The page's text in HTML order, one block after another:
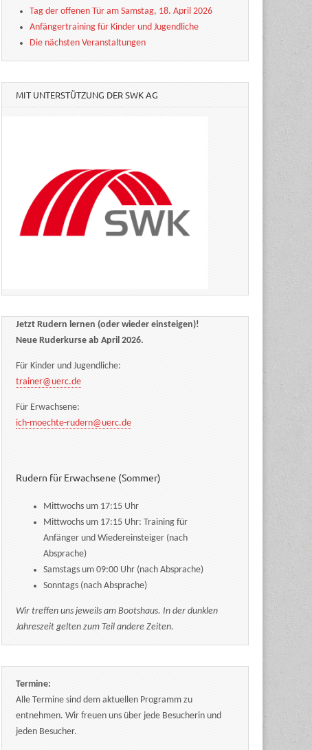
Tag der offenen Tür am Samstag, 18. April 2026
Anfängertraining für Kinder und Jugendliche
Die nächsten Veranstaltungen
MIT UNTERSTÜTZUNG DER SWK AG
Jetzt Rudern lernen (oder wieder einsteigen)!
Neue Ruderkurse ab April 2026.
Für Kinder und Jugendliche:
trainer@uerc.de
Für Erwachsene:
ich-moechte-rudern@uerc.de
Rudern für Erwachsene (Sommer)
Mittwochs um 17:15 Uhr
Mittwochs um 17:15 Uhr: Training für
Anfänger und Wiedereinsteiger (nach
Absprache)
Samstags um 09:00 Uhr (nach Absprache)
Sonntags (nach Absprache)
Wir treffen uns jeweils am Bootshaus. In der dunklen
Jahreszeit gelten zum Teil andere Zeiten.
Termine:
Alle Termine sind dem aktuellen Programm zu
entnehmen. Wir freuen uns über jede Besucherin und
jeden Besucher.